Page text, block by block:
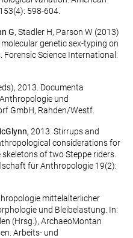
598-604.
G, Stadler H, Parson W (2013)
genetic sex-typing on
Forensic Science International:
2013. Documenta
und
GmbH, Rahden/Westf.
2013. Stirrups and
considerations for
of two Steppe riders.
für Anthropologie 19(2):
mittelalterlicher
und Bleibelastung. In:
(Hrsg.), ArchaeoMontan
Arbeits- und